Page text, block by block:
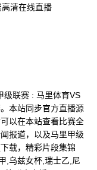
清在线直播
级联赛 : 马里体育VS
本站同步官方直播源
以在本站查看比赛全
报道，以及马里甲级
载，精彩片段集锦
,乌兹女杯,瑞士乙,尼